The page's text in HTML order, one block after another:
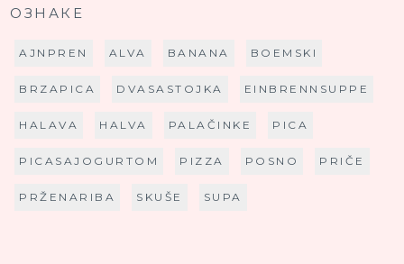
ОЗНАКЕ
AJNPREN ALVA BANANA BOEMSKI
BRZAPICA DVASASTOJKA EINBRENNSUPPE
HALAVA HALVA PALAČINKE PICA
PICASAJOGURTOM PIZZA POSNO PRIČE
PRŽENARIBA SKUŠE SUPA